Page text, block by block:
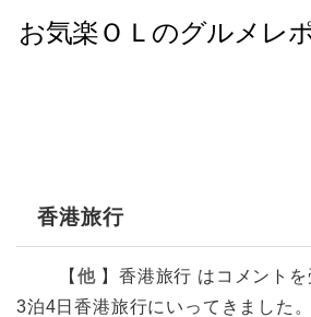
香港旅行
【 他】 香港旅行 は コメント
3泊4日香港旅行にいってきました。